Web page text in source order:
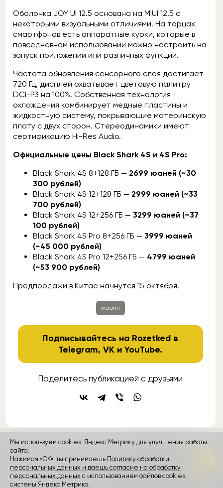
Оболочка JOY UI 12.5 основана на MIUI 12.5 с
некоторыми визуальными отличиями. На торцах
смартфонов есть аппаратные курки, которые в
повседневном использовании можно настроить на
запуск приложений или различных функций.
Частота обновления сенсорного слоя достигает
720 Гц, дисплей охватывает цветовую палитру
DCI-P3 на 100%. Собственная технология
охлаждения комбинирует медные пластины и
жидкостную систему, покрывающие материнскую
плату с двух сторон. Стереодинамики имеют
сертификацию Hi-Res Audio.
Официальные цены Black Shark 4S и 4S Pro:
Black Shark 4S 8+128 ГБ — 2699 юаней (~30
300 рублей)
Black Shark 4S 12+128 ГБ — 2999 юаней (~33
700 рублей)
Black Shark 4S 12+256 ГБ — 3299 юаней (~37
100 рублей)
Black Shark 4S Pro 8+256 ГБ — 3999 юаней
(~45 000 рублей)
Black Shark 4S Pro 12+256 ГБ — 4799 юаней
(~53 900 рублей)
Предпродажи в Китае начнутся 15 октября.
xiaomi
Подписывайтесь на Rozetked в
Telegram,VK иYouTube.
Поделитесь публикацией с друзьями
контакты
Rozetked © 2026
Пользовательское соглашение
Мы используем cookies, Яндекс Метрику для улучшения работы
сайта.
Нажимая «ОК», ты принимаешь Политику обработки
персональных данных и даешь согласие на обработку
персональных данных с использованием файлов cookies,
системы Яндекс Метрика.